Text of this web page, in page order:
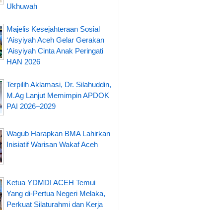
Ukhuwah
Majelis Kesejahteraan Sosial
‘Aisyiyah Aceh Gelar Gerakan
‘Aisyiyah Cinta Anak Peringati
HAN 2026
Terpilih Aklamasi, Dr. Silahuddin,
M.Ag Lanjut Memimpin APDOK
PAI 2026–2029
Wagub Harapkan BMA Lahirkan
Inisiatif Warisan Wakaf Aceh
Ketua YDMDI ACEH Temui
Yang di-Pertua Negeri Melaka,
Perkuat Silaturahmi dan Kerja